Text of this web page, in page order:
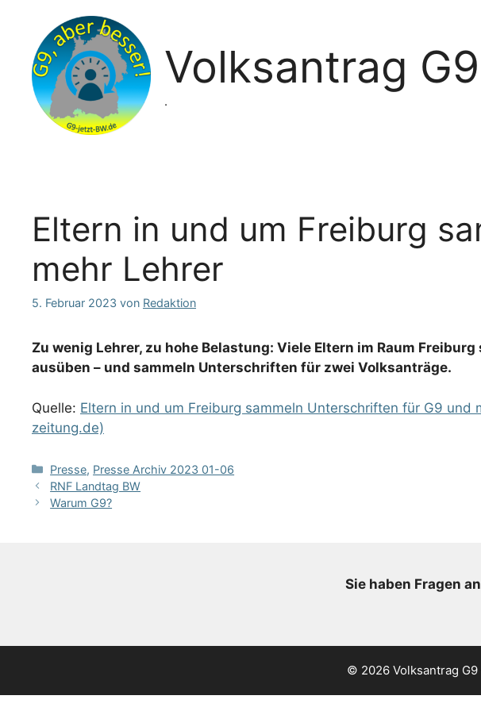
springen
Volksantrag
.
Eltern in und um Freiburg
mehr Lehrer
5. Februar 2023 von Redaktion
Zu wenig Lehrer, zu hohe Belastung: Viele Eltern im Raum
ausüben – und sammeln Unterschriften für zwei Volksanträge.
Quelle: Eltern in und um Freiburg sammeln Unterschriften für G9
zeitung.de)
Kategorien
Presse, Presse Archiv 2023 01-06
RNF Landtag BW
Warum G9?
Sie haben Fragen
© 2026 Volksantrag